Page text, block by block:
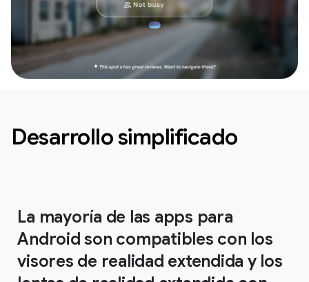
Desarrollo simplificado
La mayoría de las apps para
Android son compatibles con los
visores de realidad extendida y los